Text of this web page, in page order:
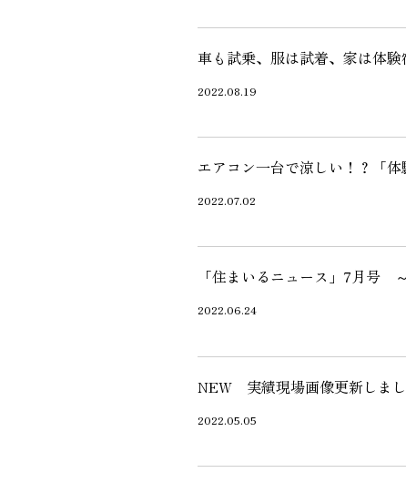
車も試乗、服は試着、家は体験
2022.08.19
エアコン一台で涼しい！？「
2022.07.02
「住まいるニュース」7月号
2022.06.24
NEW 実績現場画像更新しま
2022.05.05